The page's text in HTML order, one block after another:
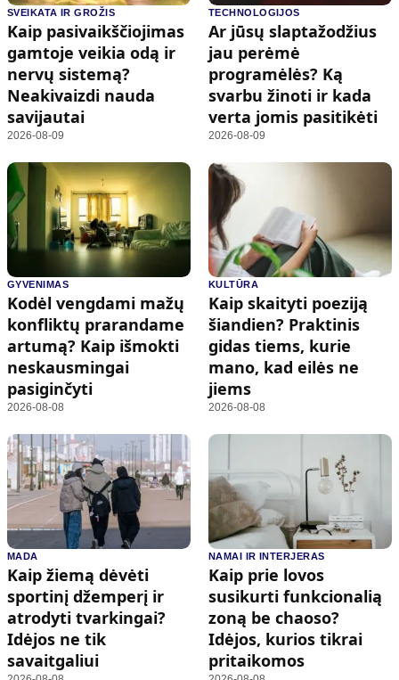
SVEIKATA IR GROŽIS
Kaip pasivaikščiojimas
gamtoje veikia odą ir
nervų sistemą?
Neakivaizdi nauda
savijautai
2026-08-09
TECHNOLOGIJOS
Ar jūsų slaptažodžius
jau perėmė
programėlės? Ką
svarbu žinoti ir kada
verta jomis pasitikėti
2026-08-09
GYVENIMAS
Kodėl vengdami mažų
konfliktų prarandame
artumą? Kaip išmokti
neskausmingai
pasiginčyti
2026-08-08
KULTŪRA
Kaip skaityti poeziją
šiandien? Praktinis
gidas tiems, kurie
mano, kad eilės ne
jiems
2026-08-08
MADA
Kaip žiemą dėvėti
sportinį džemperį ir
atrodyti tvarkingai?
Idėjos ne tik
savaitgaliui
NAMAI IR INTERJERAS
Kaip prie lovos
susikurti funkcionalią
zoną be chaoso?
Idėjos, kurios tikrai
pritaikomos